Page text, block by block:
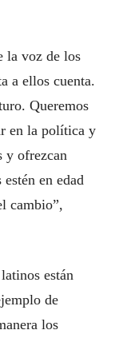
la voz de los
a ellos cuenta.
Queremos
en la política y
y ofrezcan
en edad
cambio”,
están
de
los